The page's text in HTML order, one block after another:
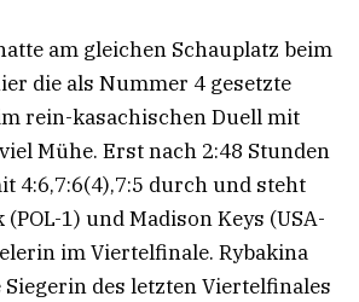
am gleichen Schauplatz beim
die als Nummer 4 gesetzte
rein-kasachischen Duell mit
Mühe. Erst nach 2:48 Stunden
4:6,7:6(4),7:5 durch und steht
1) und Madison Keys (USA-
im Viertelfinale. Rybakina
des letzten Viertelfinales